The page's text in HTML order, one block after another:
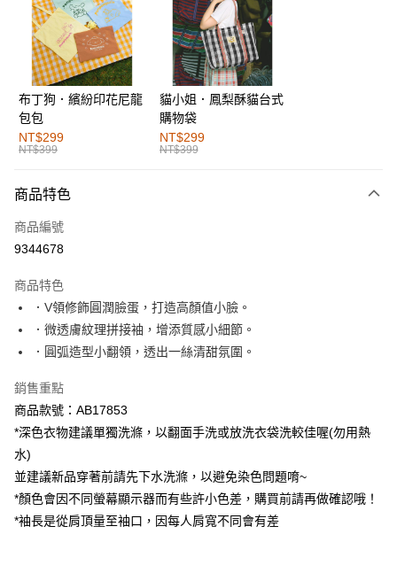
LINE Pay
街口支付
運送方式
全家取貨付款
每筆NT$60，滿NT$1,000(含以上)免運費
付款後全家取貨
萊爾富取貨付款
付款後萊爾富取貨
每筆NT$60，滿NT$1,000(含以上)免運費
7-11取貨付款
每筆NT$60，滿NT$1,000(含以上)免運費
付款後7-11取貨
每筆NT$60，滿NT$1,000(含以上)免運費
宅配
每筆NT$120，滿NT$1,000(含以上)免運費
付款後門市自取
布丁狗．繽紛印花尼龍
包包
NT$299
NT$399
貓小姐．鳳梨酥貓台式
購物袋
NT$299
NT$399
商品特色
商品編號
9344678
商品特色
．V領修飾圓潤臉蛋，打造高顏值小臉。
．微透膚紋理拼接袖，增添質感小細節。
．圓弧造型小翻領，透出一絲清甜氛圍。
銷售重點
商品款號：AB17853
*深色衣物建議單獨洗滌，以翻面手洗或放洗衣袋洗較佳喔(勿用熱
水)
並建議新品穿著前請先下水洗滌，以避免染色問題唷~
*顏色會因不同螢幕顯示器而有些許小色差，購買前請再做確認哦！
*袖長是從肩頂量至袖口，因每人肩寬不同會有差